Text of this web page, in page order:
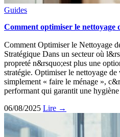
Guides
Comment optimiser le nettoyage
Comment Optimiser le Nettoyage
Stratégique Dans un secteur où
propreté n&rsquo;est plus une
stratégie. Optimiser le nettoyage
simplement « faire le ménage »,
performant qui garantit une
06/08/2025 Lire →